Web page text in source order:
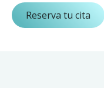
Reserva tu cita